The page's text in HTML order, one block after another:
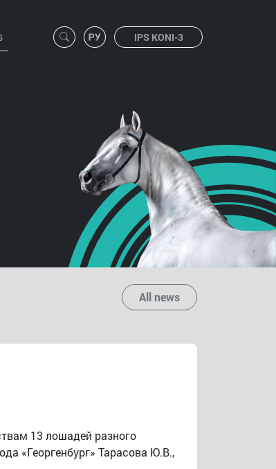
IPS KONI-3
All news
13 лошадей разного
«Георгенбург» Тарасова Ю.В.,